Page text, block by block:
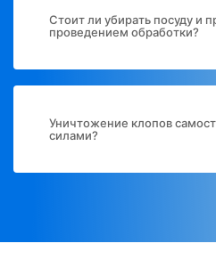
Стоит ли убирать посуду и
проведением обработки?
Уничтожение клопов
силами?